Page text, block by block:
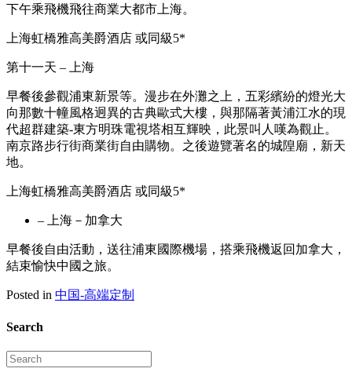
下午乘飛機飛往商業大都市上海。
上海虹橋雅高美爵酒店 或同級5*
第十一天 – 上海
早餐後參觀浦東新景等。漫步在外灘之上，五彩繽紛的燈光大
向那數十幢風格迥異的古典歐式大樓，與那隔著黃浦江水的現
代超群建築-東方明珠電視塔相互輝映，此景叫人嘆為觀止。
南京路步行街商業街自由購物。之後遊覽著名的城隍廟，新天
地。
上海虹橋雅高美爵酒店 或同級5*
– 上海－加拿大
早餐後自由活動，送往浦東國際機場，搭乘飛機返回加拿大，
結束愉快中國之旅。
Posted in 中国-高端定制
Search